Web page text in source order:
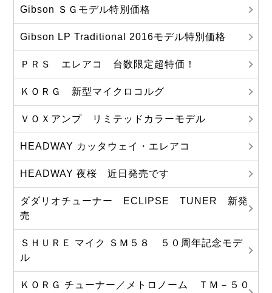
Gibson ＳＧモデル特別価格
Gibson LP Traditional 2016モデル特別価格
ＰＲＳ エレアコ 台数限定超特価！
ＫＯＲＧ 新型マイクロコルグ
ＶＯＸアンプ リミテッドカラーモデル
HEADWAY カッタウェイ・エレアコ
HEADWAY 夜桜 近日発売です
ダダリオチューナー ECLIPSE TUNER 新発
売
ＳＨＵＲＥ マイク ＳＭ５８ ５０周年記念モデ
ル
ＫＯＲＧ チューナー／メトロノーム ＴＭ－５０